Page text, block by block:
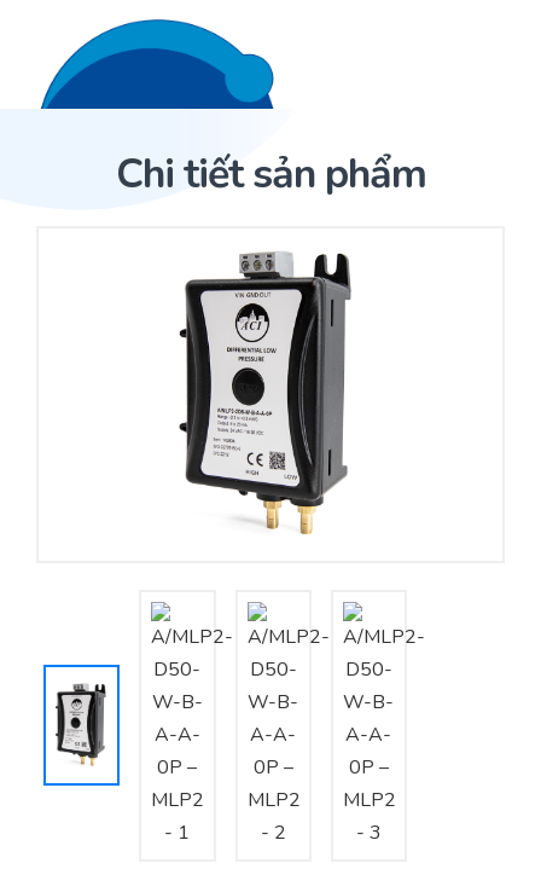
Trang Chủ
Cảm biến ACI
Nhà phân phối cảm biến
Nhà sản xuất thiết bị điều khiển
Cung cấp giải pháp quản lý cho toà nhà (BMS)
Tư vấn – Thiết kế – Cung cấp thiết bị HVAC
Tư vấn thiết kế, thi công tủ điều khiển
Thi công – Lắp đặt hệ thống HVAC
Chi tiết sản phẩm